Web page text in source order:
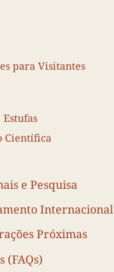
para Visitantes
Científica
e Pesquisa
Internacional
Próximas
(FAQs)